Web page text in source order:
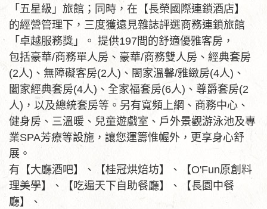
「五星級」旅館；同時，在【長榮國際連鎖酒店】
的經營管理下，三度獲遠見雜誌評選商務連鎖旅館
「卓越服務獎」。 提供197間的舒適優雅客房，
包括豪華/商務單人房、豪華/商務雙人房、經典套房
(2人)、無障礙客房(2人)、閤家溫馨/雅緻房(4人)、
闔家經典套房(4人)、全家福套房(6人)、尊爵套房(2
人)，以及總統套房等。另有寬頻上網、商務中心、
健身房、三溫暖、兒童遊戲室、戶外景觀游泳池及專
業SPA芳療等設施，讓您運籌惟幄外，更享身心舒
展。
有【大廳酒吧】、【桂冠烘焙坊】、【O'Fun原創料
理美學】、【吃遍天下自助餐廳】、【長園中餐
廳】、